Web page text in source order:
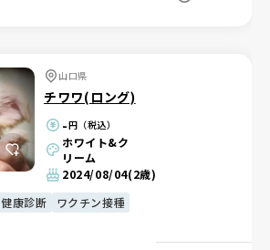
山口県
チワワ(ロング)
-円（税込）
ホワイト&ク
リーム
2024/08/04(2歳)
健康診断
ワクチン接種